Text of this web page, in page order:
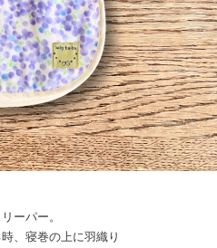
ーパー。
、寝巻の上に羽織り